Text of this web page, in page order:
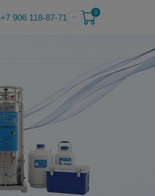
+7 906 118-87-71
0